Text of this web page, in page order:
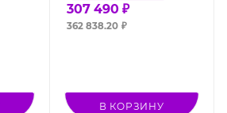
307 490 ₽
362 838.20 ₽
В КОРЗИНУ